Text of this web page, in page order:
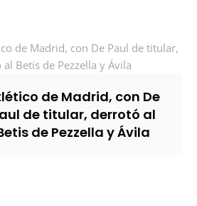
de Madrid, con De
de titular, derrotó al
de Pezzella y Ávila